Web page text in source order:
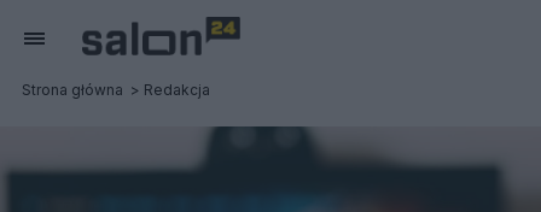
Strona główna Redakcja